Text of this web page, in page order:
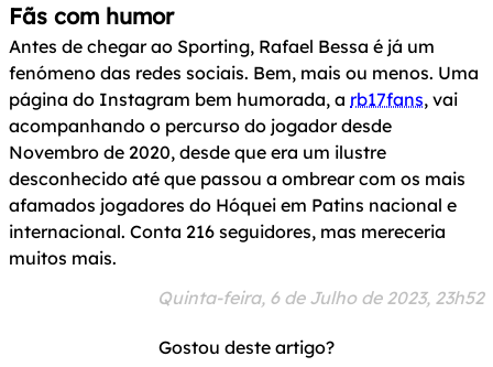
Fãs com humor
Antes de chegar ao Sporting, Rafael Bessa é já um
fenómeno das redes sociais. Bem, mais ou menos. Uma
página do Instagram bem humorada, a rb17fans, vai
acompanhando o percurso do jogador desde
Novembro de 2020, desde que era um ilustre
desconhecido até que passou a ombrear com os mais
afamados jogadores do Hóquei em Patins nacional e
internacional. Conta 216 seguidores, mas mereceria
muitos mais.
Quinta-feira, 6 de Julho de 2023, 23h52
Gostou deste artigo?